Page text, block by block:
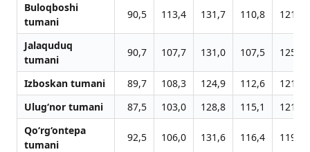
Buloqboshi
tumani
90,5 113,4 131,7 110,8 121,1
Jalaquduq
tumani
90,7 107,7 131,0 107,5 125,4
Izboskan tumani 89,7 108,3 124,9 112,6
121,7
Ulug‘nor tumani
87,5 103,0 128,8 115,1
121,4
Qo‘rg‘ontepa
tumani
92,5 106,0 131,6 116,4 119,2